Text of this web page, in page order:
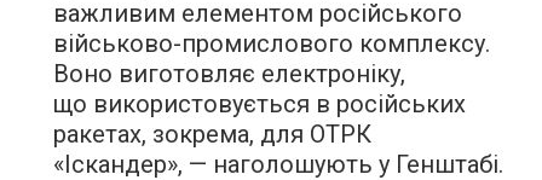
важливим елементом російського
військово-промислового комплексу.
Воно виготовляє електроніку,
що використовується в російських
ракетах, зокрема, для ОТРК
«Іскандер», — наголошують у Генштабі.